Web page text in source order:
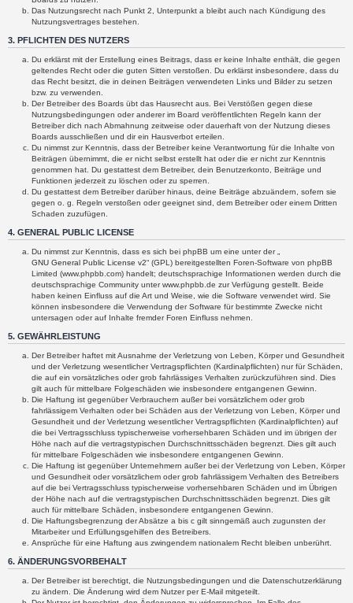
Das Nutzungsrecht nach Punkt 2, Unterpunkt a bleibt auch nach Kündigung des
Nutzungsvertrages bestehen.
3. PFLICHTEN DES NUTZERS
Du erklärst mit der Erstellung eines Beitrags, dass er keine Inhalte enthält, die gegen
geltendes Recht oder die guten Sitten verstoßen. Du erklärst insbesondere, dass du
das Recht besitzt, die in deinen Beiträgen verwendeten Links und Bilder zu setzen
bzw. zu verwenden.
Der Betreiber des Boards übt das Hausrecht aus. Bei Verstößen gegen diese
Nutzungsbedingungen oder anderer im Board veröffentlichten Regeln kann der
Betreiber dich nach Abmahnung zeitweise oder dauerhaft von der Nutzung dieses
Boards ausschließen und dir ein Hausverbot erteilen.
Du nimmst zur Kenntnis, dass der Betreiber keine Verantwortung für die Inhalte von
Beiträgen übernimmt, die er nicht selbst erstellt hat oder die er nicht zur Kenntnis
genommen hat. Du gestattest dem Betreiber, dein Benutzerkonto, Beiträge und
Funktionen jederzeit zu löschen oder zu sperren.
Du gestattest dem Betreiber darüber hinaus, deine Beiträge abzuändern, sofern sie
gegen o. g. Regeln verstoßen oder geeignet sind, dem Betreiber oder einem Dritten
Schaden zuzufügen.
4. GENERAL PUBLIC LICENSE
Du nimmst zur Kenntnis, dass es sich bei phpBB um eine unter der „
GNU General Public License v2“ (GPL) bereitgestellten Foren-Software von phpBB
Limited (www.phpbb.com) handelt; deutschsprachige Informationen werden durch die
deutschsprachige Community unter www.phpbb.de zur Verfügung gestellt. Beide
haben keinen Einfluss auf die Art und Weise, wie die Software verwendet wird. Sie
können insbesondere die Verwendung der Software für bestimmte Zwecke nicht
untersagen oder auf Inhalte fremder Foren Einfluss nehmen.
5. GEWÄHRLEISTUNG
Der Betreiber haftet mit Ausnahme der Verletzung von Leben, Körper und Gesundheit
und der Verletzung wesentlicher Vertragspflichten (Kardinalpflichten) nur für Schäden,
die auf ein vorsätzliches oder grob fahrlässiges Verhalten zurückzuführen sind. Dies
gilt auch für mittelbare Folgeschäden wie insbesondere entgangenen Gewinn.
Die Haftung ist gegenüber Verbrauchern außer bei vorsätzlichem oder grob
fahrlässigem Verhalten oder bei Schäden aus der Verletzung von Leben, Körper und
Gesundheit und der Verletzung wesentlicher Vertragspflichten (Kardinalpflichten) auf
die bei Vertragsschluss typischerweise vorhersehbaren Schäden und im übrigen der
Höhe nach auf die vertragstypischen Durchschnittsschäden begrenzt. Dies gilt auch
für mittelbare Folgeschäden wie insbesondere entgangenen Gewinn.
Die Haftung ist gegenüber Unternehmern außer bei der Verletzung von Leben, Körper
und Gesundheit oder vorsätzlichem oder grob fahrlässigem Verhalten des Betreibers
auf die bei Vertragsschluss typischerweise vorhersehbaren Schäden und im Übrigen
der Höhe nach auf die vertragstypischen Durchschnittsschäden begrenzt. Dies gilt
auch für mittelbare Schäden, insbesondere entgangenen Gewinn.
Die Haftungsbegrenzung der Absätze a bis c gilt sinngemäß auch zugunsten der
Mitarbeiter und Erfüllungsgehilfen des Betreibers.
Ansprüche für eine Haftung aus zwingendem nationalem Recht bleiben unberührt.
6. ÄNDERUNGSVORBEHALT
Der Betreiber ist berechtigt, die Nutzungsbedingungen und die Datenschutzerklärung
zu ändern. Die Änderung wird dem Nutzer per E-Mail mitgeteilt.